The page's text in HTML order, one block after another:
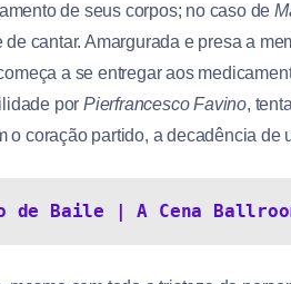
de seus corpos; no caso de
cantar. Amargurada e presa a
a se entregar aos
porPierfrancesco Favino,
o coração partido, a decadência de
de Baile | A Cena